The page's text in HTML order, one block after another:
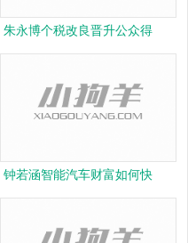
朱永博个税改良晋升公众得
钟若涵智能汽车财富如何快